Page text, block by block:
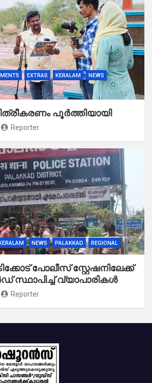
EXTRAS KERALAM
NEWS
പൂർത്തിയായി
Reporter
NEWS PALAKKAD REGIONAL
പോലീസ് സ്റ്റേഷനിലേക്ക്
വ്യാപാരികൾ
Reporter